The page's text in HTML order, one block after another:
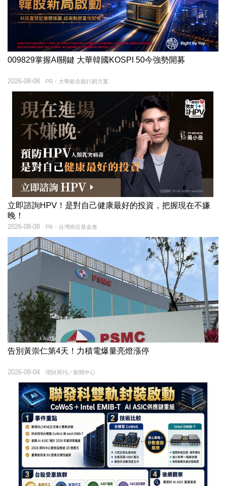
009829掌握AI關鍵 大華韓國KOSPI 50今強勢開募
PR・大華銀全能行銷方案
2026-08-08
立即諮詢HPV！是對自己健康最好的投資，把握現在不嫌
晚！
PR・台灣癌症基金會
2026-08-08
告別黃崇仁第4天！力積電爆量亮燈漲停
理財周刊／新聞中心
2026-08-04